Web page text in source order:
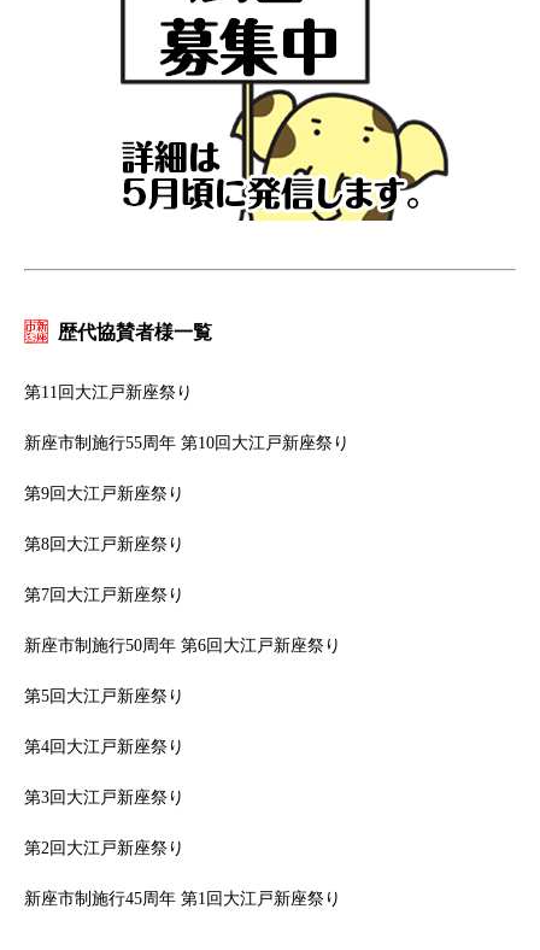
歴代協賛者様一覧
第11回大江戸新座祭り
新座市制施行55周年 第10回大江戸新座祭り
第9回大江戸新座祭り
第8回大江戸新座祭り
第7回大江戸新座祭り
新座市制施行50周年 第6回大江戸新座祭り
第5回大江戸新座祭り
第4回大江戸新座祭り
第3回大江戸新座祭り
第2回大江戸新座祭り
新座市制施行45周年 第1回大江戸新座祭り